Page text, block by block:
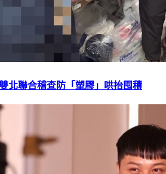
北聯合稽查防「塑膠」哄抬囤積